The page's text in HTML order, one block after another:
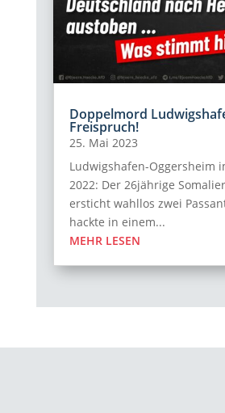
Doppelmord
Freispruch!
25. Mai 2023
Ludwigshafen-Oggersheim
2022: Der 26jährige
ersticht wahllos zwei
hackte in einem...
MEHR LESEN